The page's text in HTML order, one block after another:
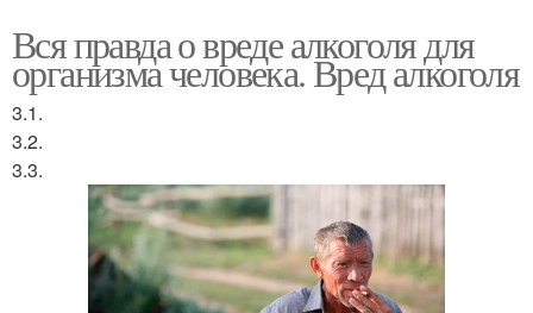
Вся правда о вреде алкоголя для
организма человека. Вред алкоголя
3.1.
3.2.
3.3.